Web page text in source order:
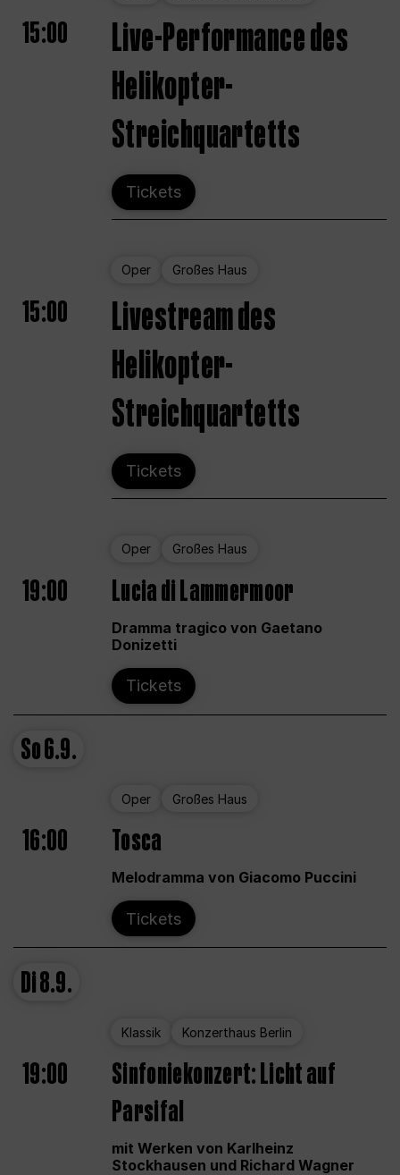
15:00
Live-Performance des
Helikopter-
Streichquartetts
Tickets
Oper Großes Haus
15:00
Livestream des
Helikopter-
Streichquartetts
Tickets
Oper Großes Haus
19:00 Lucia di Lammermoor
Dramma tragico von Gaetano
Donizetti
Tickets
So6.9.
Oper Großes Haus
16:00 Tosca
Melodramma von Giacomo Puccini
Tickets
Di8.9.
Klassik Konzerthaus Berlin
19:00
Sinfoniekonzert: Licht auf
Parsifal
mit Werken von Karlheinz
Stockhausen und Richard Wagner